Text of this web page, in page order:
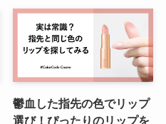
鬱血した指先の色でリップ
選び！ぴったりのリップを